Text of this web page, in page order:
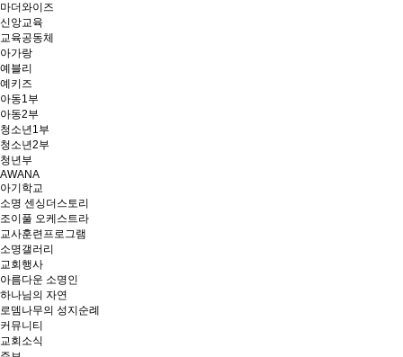
마더와이즈
신앙교육
교육공동체
아가랑
예블리
예키즈
아동1부
아동2부
청소년1부
청소년2부
청년부
AWANA
아기학교
소명 센싱더스토리
조이풀 오케스트라
교사훈련프로그램
소명갤러리
교회행사
아름다운 소명인
하나님의 자연
로뎀나무의 성지순례
커뮤니티
교회소식